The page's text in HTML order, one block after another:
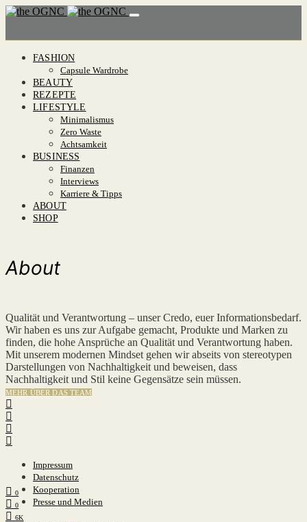
FASHION
Capsule Wardrobe
BEAUTY
REZEPTE
LIFESTYLE
Minimalismus
Zero Waste
Achtsamkeit
BUSINESS
Finanzen
Interviews
Karriere & Tipps
ABOUT
SHOP
About
Qualität und Verantwortung – unser Credo, euer Informationsbedarf.
Wir haben es uns zur Aufgabe gemacht, Produkte und Marken zu
finden, die hohe Ansprüche an Qualität und Verantwortung haben.
Mit unserem modernen Mindset gehen wir abseits von stereotypen
Darstellungen von Nachhaltigkeit und beweisen, dass
Nachhaltigkeit und Stil keine Gegensätze sein müssen.
MEHR ÜBER DAS TEAM
Impressum
Datenschutz
Kooperation
Presse und Medien
0
0
6K